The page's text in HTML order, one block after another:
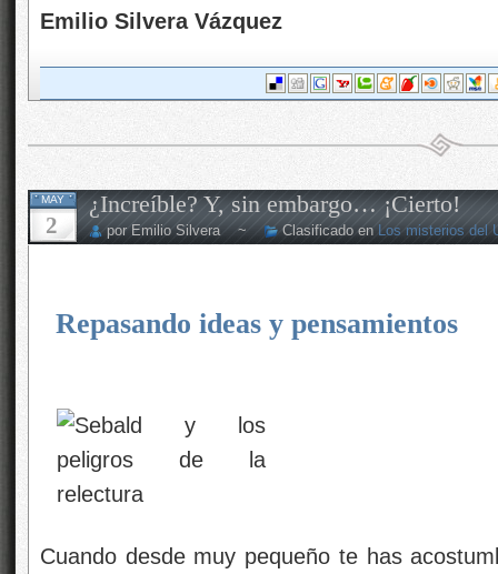
Emilio Silvera Vázquez
MAY
2
¿Increíble? Y, sin embargo… ¡Cierto!
por Emilio Silvera ~ Clasificado en Los misterios del
Repasando ideas y pensamientos
Cuando desde muy pequeño te has